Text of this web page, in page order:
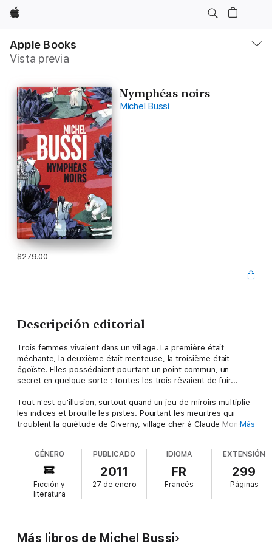
Apple
Apple Books
Vista previa
local
Abrir
Nymphéas noirs
Michel Bussi
$279.00
Descripción editorial
Trois femmes vivaient dans un village. La première était
méchante, la deuxième était menteuse, la troisième était
égoïste. Elles possédaient pourtant un point commun, un
secret en quelque sorte : toutes les trois rêvaient de fuir...
Tout n'est qu'illusion, surtout quand un jeu de miroirs multiplie
les indices et brouille les pistes. Pourtant les meurtres qui
troublent la quiétude de Giverny, village cher à Claude Monet,
redoutablement séduisante et une vieille femme aux yeux de
hibou qui voit et sait tout. Et puis, bien sûr, une passion
dévastatrice. Le tout sur fond de rumeur de toiles perdues ou
volées, dont les fameuxNymphéas noirs .
Perdues ou volées, telles les illusions quand passé et présent
Un suspense brillant, à la résolution insoupçonnable, dans
Más
GÉNERO
Ficción y
literatura
PUBLICADO
2011
27 de enero
IDIOMA
FR
Francés
EXTENSIÓN
299
Páginas
Más libros de Michel Bussi